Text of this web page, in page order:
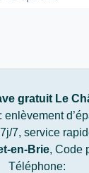
gratuit Le
enlèvement
7, service
en-Brie, Code
Téléphone: